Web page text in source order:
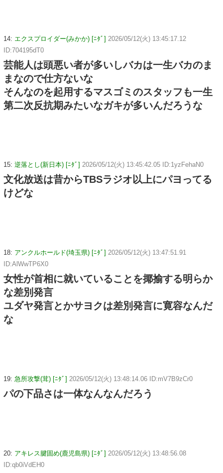
14: エクスプロイダー(みかか) [ﾆﾀﾞ] 2026/05/12(火) 13:45:17.12
ID:704195dT0
芸能人は頭悪い者が多いしバカは一生バカのま
まなので仕方ないな
そんなのを起用するマスゴミのスタッフも一生
第二次反抗期みたいなガキが多いんだろうな
15: 逆落とし(新日本) [ﾆﾀﾞ] 2026/05/12(火) 13:45:42.05 ID:1yzFehaN0
文化放送は昔からTBSラジオ以上にパヨってる
けどな
18: アンクルホールド(埼玉県) [ﾆﾀﾞ] 2026/05/12(火) 13:47:51.91
ID:AlWwTP6X0
女性が首相に就いていることを揶揄する明らか
な差別発言
ユダヤ発言とかサヨクは差別発言に寛容なんだ
な
19: 急所攻撃(茸) [ﾆﾀﾞ] 2026/05/12(火) 13:48:14.06 ID:mV7B9zCr0
パの下品さは一体なんなんだろう
20: アキレス腱固め(鹿児島県) [ﾆﾀﾞ] 2026/05/12(火) 13:48:56.08
ID:qb0iVdEH0